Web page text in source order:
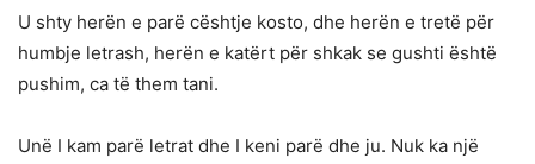
U shty herën e parë cështje kosto, dhe herën e tretë për
humbje letrash, herën e katërt për shkak se gushti është
pushim, ca të them tani.
Unë I kam parë letrat dhe I keni parë dhe ju. Nuk ka një